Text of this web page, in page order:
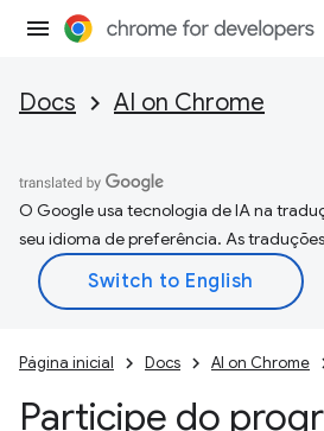
Docs AI on Chrome
O Google usa tecnologia de IA na
seu idioma de preferência. As
Página inicial Docs AI on Chrome
Participe do